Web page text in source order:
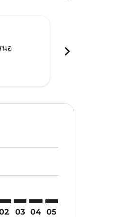
นอ
chevron_right
อ
อเสนอ
หาข้อเสนอ
ค้นหาข้อเสนอ
ค้นหาข้อเสนอ
disclaimer. ค้นหาข้อเสนอ
disclaimer. ค้นหาข้อเสนอ
offers-disclaimer. ค้นหาข้อเสนอ
view-offers-disclaimer. ค้นหาข้อ
cmp-view-offers-disclaimer. ค้น
03 04 05